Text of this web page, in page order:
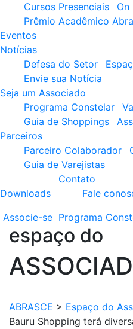
Cursos Presenciais
On
Prêmio Acadêmico
Eventos
Notícias
Defesa do Setor
Envie sua Notícia
Seja um Associado
Programa Constelar
Guia de Shoppings
Parceiros
Parceiro Colaborador
Guia de Varejistas
Downloads
Contato
Fale
Associe-se Programa
espaço do
ABRASCE > Espaço do
Bauru Shopping terá